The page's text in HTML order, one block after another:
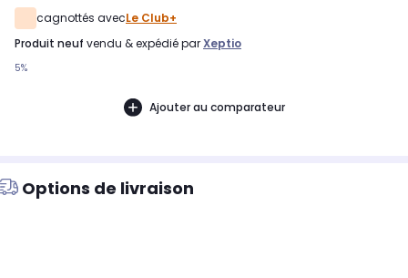
cagnottés avecLe Club+
produit neuf vendu & expédié parXeptio
5%
Ajouter au comparateur
Options de livraison